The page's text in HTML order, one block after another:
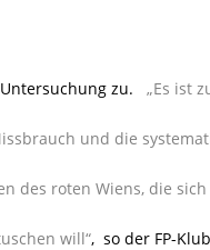
zu. „Es ist
und die
des roten Wiens, die
will“, so der FP-